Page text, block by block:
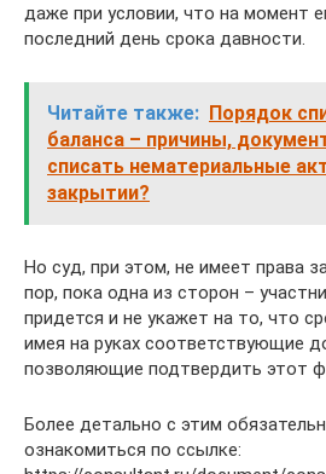
даже при условии, что на момент
последний день срока давности.
Читайте также: Порядок
баланса – причины,
списать нематериальные
закрытии?
Но суд, при этом, не имеет права
пор, пока одна из сторон –
придется и не укажет на то, что
имея на руках соответствующие
позволяющие подтвердить этот
Более детально с этим
ознакомиться по ссылке: